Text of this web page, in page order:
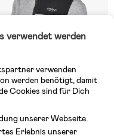
Lager
verwendet werden
verwenden
werden benötigt, damit
Cookies sind für Dich
unserer Webseite.
Erlebnis unserer